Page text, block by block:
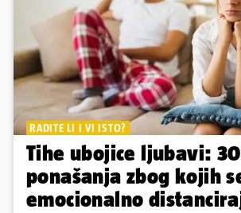
RADITE LI I VI ISTO?
Tihe ubojice ljubavi:
ponašanja zbog kojih
emocionalno